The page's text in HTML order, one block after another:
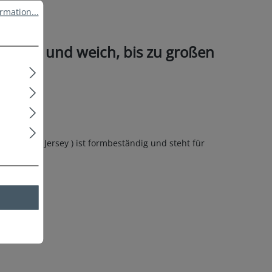
und weich, bis zu großen
( Single - Jersey ) ist formbeständig und steht für